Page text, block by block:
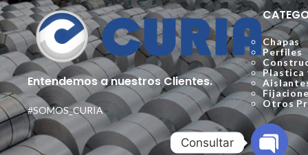
Entendemos a nuestros Clientes.
#SOMOS_CURIA
Chapas
Perfiles
Plastica
Otros
Consultar